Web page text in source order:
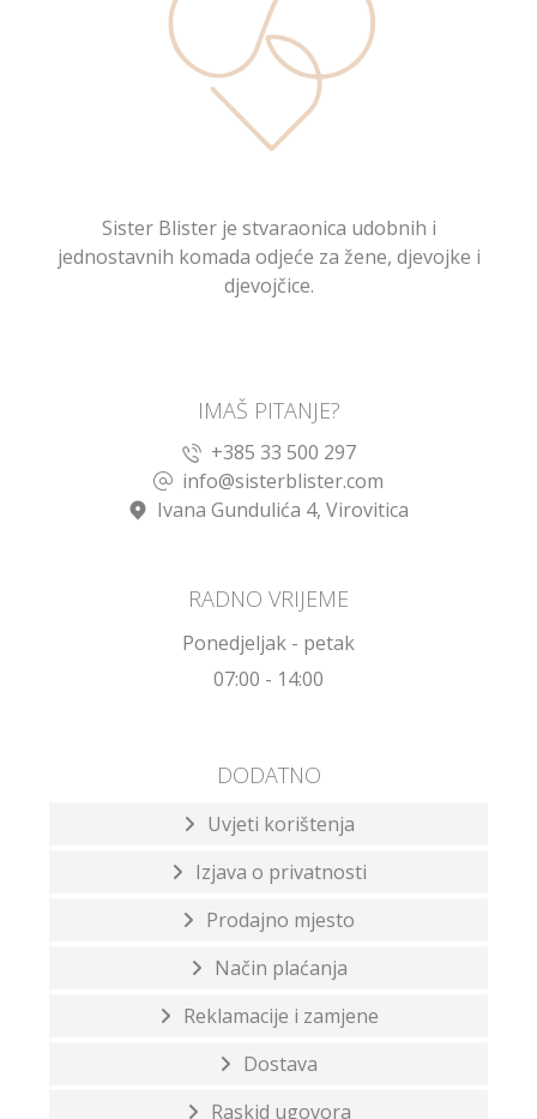
Sister Blister je stvaraonica udobnih i
jednostavnih komada odjeće za žene, djevojke i
djevojčice.
IMAŠ PITANJE?
+385 33 500 297
info@sisterblister.com
Ivana Gundulića 4, Virovitica
RADNO VRIJEME
Ponedjeljak - petak
07:00 - 14:00
DODATNO
Uvjeti korištenja
Izjava o privatnosti
Prodajno mjesto
Način plaćanja
Reklamacije i zamjene
Dostava
Raskid ugovora